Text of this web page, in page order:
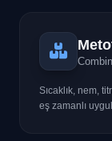
Sıcaklık, nem,
eş zamanlı